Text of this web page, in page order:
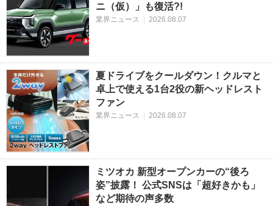
ニ（仮）」も復活?!
業界ニュース 2026.08.07
夏ドライブをクールダウン！クルマと
卓上で使える1台2役の新ヘッドレスト
ファン
業界ニュース | 2026.08.07
ミツオカ 新型オープンカーの“後ろ
姿”披露！ 公式SNSは「超好きかも」
など期待の声多数